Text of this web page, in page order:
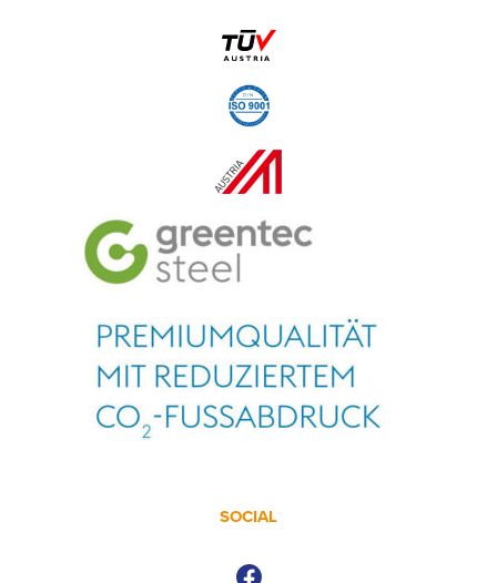
SOCIAL